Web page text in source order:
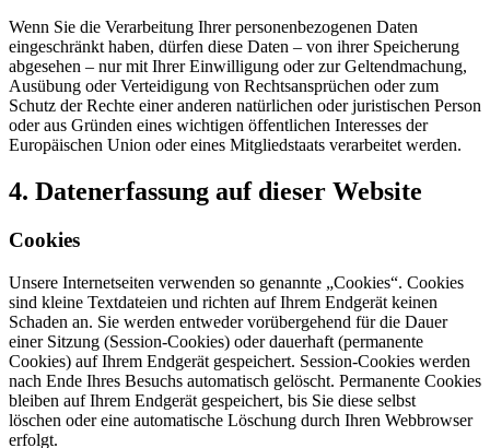
Wenn Sie die Verarbeitung Ihrer personenbezogenen Daten
eingeschränkt haben, dürfen diese Daten – von ihrer Speicherung
abgesehen – nur mit Ihrer Einwilligung oder zur Geltendmachung,
Ausübung oder Verteidigung von Rechtsansprüchen oder zum
Schutz der Rechte einer anderen natürlichen oder juristischen Person
oder aus Gründen eines wichtigen öffentlichen Interesses der
Europäischen Union oder eines Mitgliedstaats verarbeitet werden.
4. Datenerfassung auf dieser Website
Cookies
Unsere Internetseiten verwenden so genannte „Cookies“. Cookies
sind kleine Textdateien und richten auf Ihrem Endgerät keinen
Schaden an. Sie werden entweder vorübergehend für die Dauer
einer Sitzung (Session-Cookies) oder dauerhaft (permanente
Cookies) auf Ihrem Endgerät gespeichert. Session-Cookies werden
nach Ende Ihres Besuchs automatisch gelöscht. Permanente Cookies
bleiben auf Ihrem Endgerät gespeichert, bis Sie diese selbst
löschen oder eine automatische Löschung durch Ihren Webbrowser
erfolgt.